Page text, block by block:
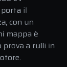
porta il
con un
mappa è
prova a rulli in